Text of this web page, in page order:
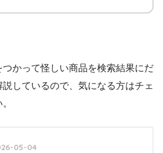
かって怪しい商品を検索結果にだ
しているので、気になる方はチェ
05-04